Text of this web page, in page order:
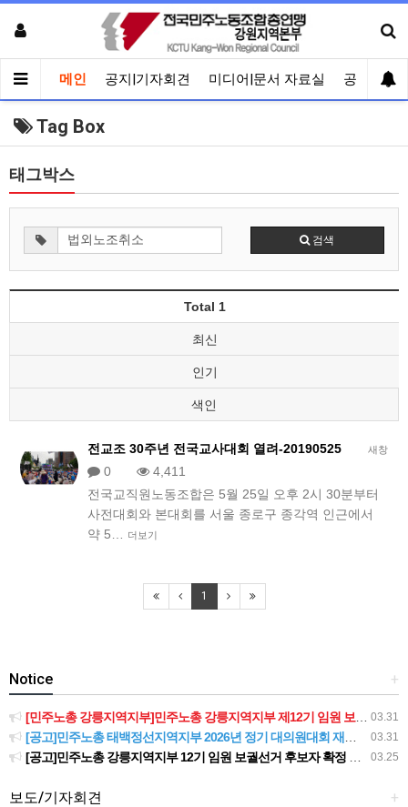
메인 공지|기자회견 미디어|문서 자료실 공유게시
Tag Box
태그박스
검색
Total 1
최신
인기
색인
새창
전교조 30주년 전국교사대회 열려-20190525
0
4,411
전국교직원노동조합은 5월 25일 오후 2시 30분부터
사전대회와 본대회를 서울 종로구 종각역 인근에서
약 5…
더보기
1
+
Notice
03.31
[민주노총 강릉지역지부]민주노총 강릉지역지부 제12기 임원 보궐선거결과 공고
03.31
[공고]민주노총 태백정선지역지부 2026년 정기 대의원대회 재소집 건
03.25
[공고]민주노총 강릉지역지부 12기 임원 보궐선거 후보자 확정 공고
+
보도/기자회견